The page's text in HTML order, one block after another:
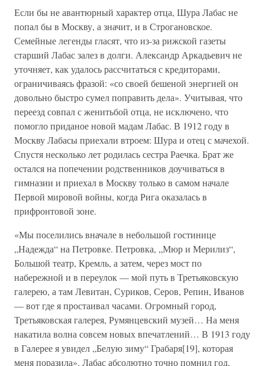
Если бы не авантюрный характер отца, Шура Лабас не
попал бы в Москву, а значит, и в Строгановское.
Семейные легенды гласят, что из-за рижской газеты
старший Лабас залез в долги. Александр Аркадьевич не
уточняет, как удалось рассчитаться с кредиторами,
ограничиваясь фразой: «со своей бешеной энергией он
довольно быстро сумел поправить дела». Учитывая, что
переезд совпал с женитьбой отца, не исключено, что
помогло приданое новой мадам Лабас. В 1912 году в
Москву Лабасы приехали втроем: Шура и отец с мачехой.
Спустя несколько лет родилась сестра Раечка. Брат же
остался на попечении родственников доучиваться в
гимназии и приехал в Москву только в самом начале
Первой мировой войны, когда Рига оказалась в
прифронтовой зоне.
«Мы поселились вначале в небольшой гостинице
„Надежда“ на Петровке. Петровка, „Мюр и Мерилиз“,
Большой театр, Кремль, а затем, через мост по
набережной и в переулок — мой путь в Третьяковскую
галерею, а там Левитан, Суриков, Серов, Репин, Иванов
— вот где я простаивал часами. Огромный город,
Третьяковская галерея, Румянцевский музей… На меня
накатила волна совсем новых впечатлений… В 1913 году
в Галерее я увидел „Белую зиму“ Грабаря[19], которая
меня поразила». Лабас абсолютно точно помнил год,